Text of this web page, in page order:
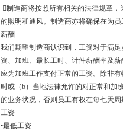
制造商将按照所有相关的法律规章
的照明和通风。制造商亦将确保在为
薪酬
我们期望制造商认识到，工资对于满
资、加班、最长工时、计件薪酬率及
应为加班工作支付正常的工资。除非
时或（b）当地法律允许的对正常和加
的业务状况，否则员工有权在每七天
工资
•最低工资